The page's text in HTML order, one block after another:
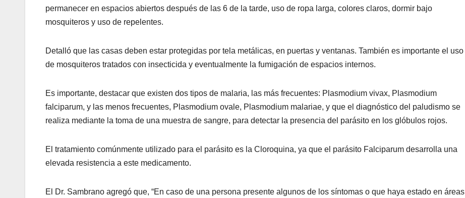
permanecer en espacios abiertos después de las 6 de la tarde, uso de ropa larga, colores claros, dormir bajo
mosquiteros y uso de repelentes.
Detalló que las casas deben estar protegidas por tela metálicas, en puertas y ventanas. También es importante el uso
de mosquiteros tratados con insecticida y eventualmente la fumigación de espacios internos.
Es importante, destacar que existen dos tipos de malaria, las más frecuentes: Plasmodium vivax, Plasmodium
falciparum, y las menos frecuentes, Plasmodium ovale, Plasmodium malariae, y que el diagnóstico del paludismo se
realiza mediante la toma de una muestra de sangre, para detectar la presencia del parásito en los glóbulos rojos.
El tratamiento comúnmente utilizado para el parásito es la Cloroquina, ya que el parásito Falciparum desarrolla una
elevada resistencia a este medicamento.
El Dr. Sambrano agregó que, “En caso de una persona presente algunos de los síntomas o que haya estado en áreas